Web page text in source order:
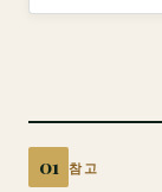
참고